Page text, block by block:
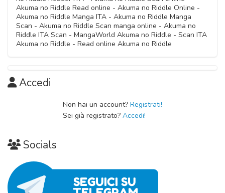
Akuma no Riddle Read online - Akuma no Riddle Online -
Akuma no Riddle Manga ITA - Akuma no Riddle Manga
Scan - Akuma no Riddle Scan manga online - Akuma no
Riddle ITA Scan - MangaWorld Akuma no Riddle - Scan ITA
Akuma no Riddle - Read online Akuma no Riddle
Accedi
Non hai un account? Registrati!
Sei già registrato? Accedi!
Socials